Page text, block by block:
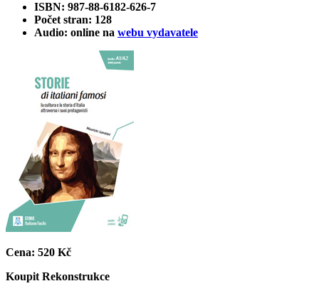
ISBN: 987-88-6182-626-7
Počet stran: 128
Audio: online na webu vydavatele
Cena: 520 Kč
Koupit Rekonstrukce